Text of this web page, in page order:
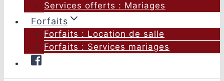
Services offerts : Mariages
Forfaits
Forfaits : Location de salle
Forfaits : Services mariages